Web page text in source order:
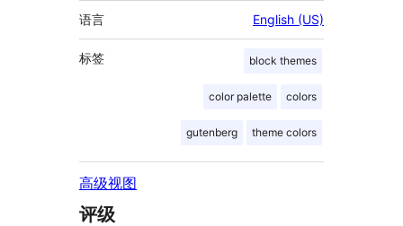
语言 English (US)
标签 block themes
color palette colors
gutenberg theme colors
高级视图
评级